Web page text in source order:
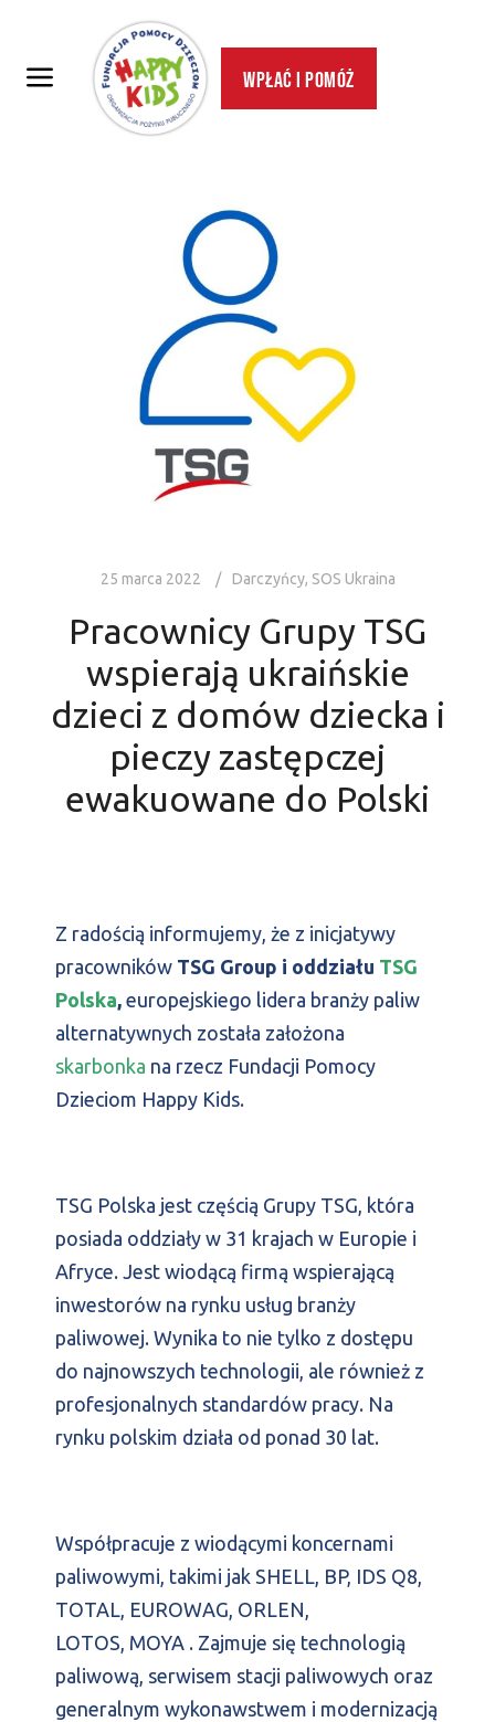
Wpłać i pomóż
25 marca 2022 Darczyńcy, SOS Ukraina
Pracownicy Grupy TSG
wspierają ukraińskie
dzieci z domów dziecka i
pieczy zastępczej
ewakuowane do Polski
Z radością informujemy, że z inicjatywy
pracowników TSG Group i oddziału TSG
Polska, europejskiego lidera branży paliw
alternatywnych została założona
skarbonka na rzecz Fundacji Pomocy
Dzieciom Happy Kids.
TSG Polska jest częścią Grupy TSG, która
posiada oddziały w 31 krajach w Europie i
Afryce. Jest wiodącą firmą wspierającą
inwestorów na rynku usług branży
paliwowej. Wynika to nie tylko z dostępu
do najnowszych technologii, ale również z
profesjonalnych standardów pracy. Na
rynku polskim działa od ponad 30 lat.
Współpracuje z wiodącymi koncernami
paliwowymi, takimi jak SHELL, BP, IDS Q8,
TOTAL, EUROWAG, ORLEN,
LOTOS, MOYA . Zajmuje się technologią
paliwową, serwisem stacji paliwowych oraz
generalnym wykonawstwem i modernizacją